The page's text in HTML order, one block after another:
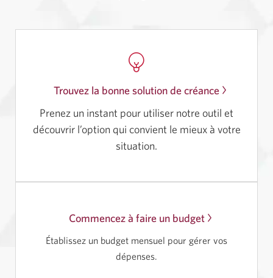
Trouvez la bonne solution de créance
Prenez un instant pour utiliser notre outil et
découvrir l’option qui convient le mieux à votre
situation.
Commencez à faire un budgetUne
Établissez un budget mensuel pour gérer vos
dépenses.